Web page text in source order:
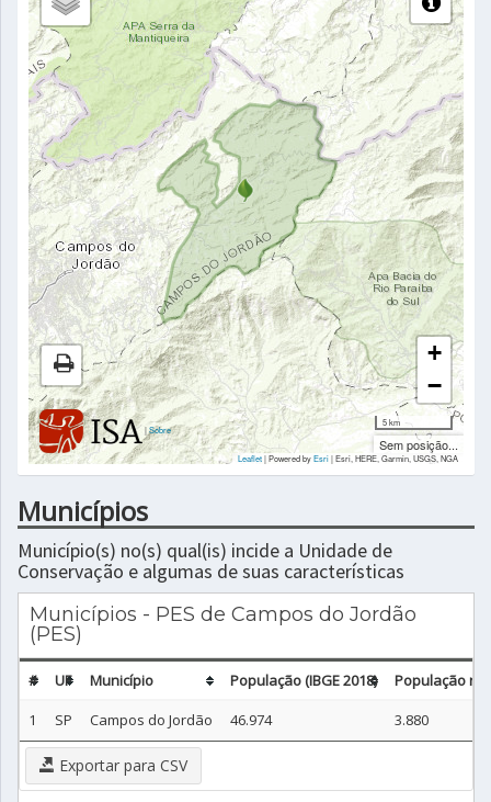
|Sobre
+
−
5 km
Sem posição...
Leaflet| Powered byEsri|Esri, HERE, Garmin, USGS, NGA
Municípios
Município(s) no(s) qual(is) incide a Unidade de
Conservação e algumas de suas características
Municípios - PES de Campos do Jordão
(PES)
# UF Município População (IBGE 2018)
População
1
SP Campos do Jordão 46.974 3.880
Exportar para CSV